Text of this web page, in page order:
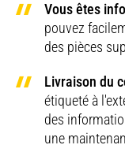
Vous êtes
pouvez
des pièces
Livraison du
étiqueté à
des
une